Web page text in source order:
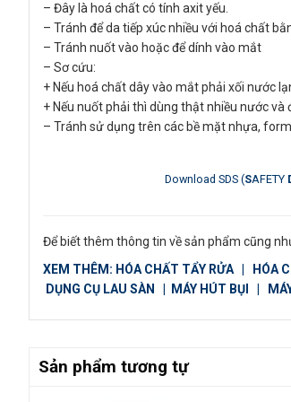
– Đây là hoá chất có tính axit yếu.
– Tránh để da tiếp xúc nhiều với hoá chất
– Tránh nuốt vào hoặc để dính vào mắt
– Sơ cứu:
+ Nếu hoá chất dây vào mắt phải xối nước
+ Nếu nuốt phải thì dùng thật nhiều nước và
– Tránh sử dụng trên các bề mặt nhựa,
Download SDS (SAFETY
Để biết thêm thông tin về sản phẩm cũng
XEM THÊM: HÓA CHẤT TẨY RỬA HÓA
DỤNG CỤ LAU SÀN
MÁY HÚT BỤI
Sản phẩm tương tự